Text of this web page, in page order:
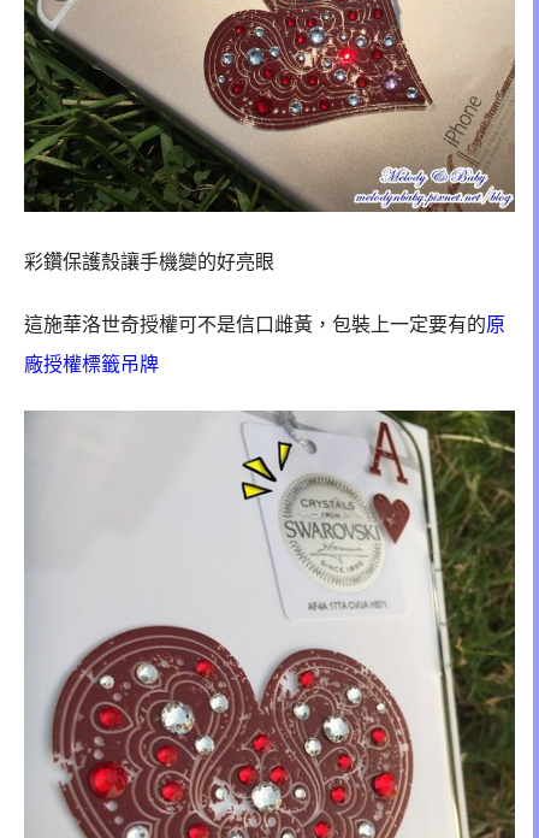
彩鑽保護殼讓手機變的好亮眼
這施華洛世奇授權可不是信口雌黃， 包裝上一定要有的原
廠授權標籤吊牌